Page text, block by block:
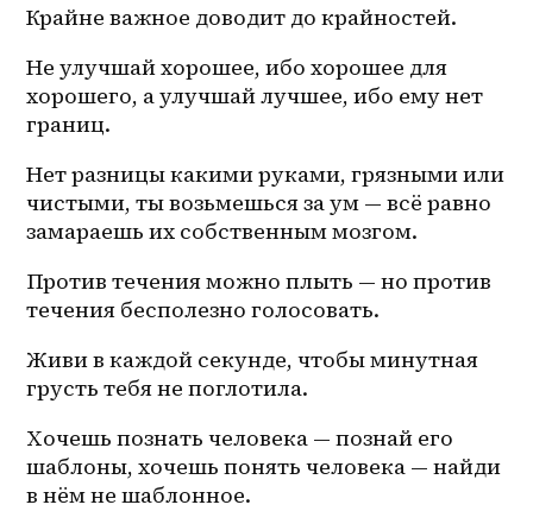
Крайне важное доводит до крайностей.
Не улучшай хорошее, ибо хорошее для
хорошего, а улучшай лучшее, ибо ему нет
границ.
Нет разницы какими руками, грязными или
чистыми, ты возьмешься за ум — всё равно
замараешь их собственным мозгом.
Против течения можно плыть — но против
течения бесполезно голосовать.
Живи в каждой секунде, чтобы минутная
грусть тебя не поглотила.
Хочешь познать человека — познай его
шаблоны, хочешь понять человека — найди
в нём не шаблонное.